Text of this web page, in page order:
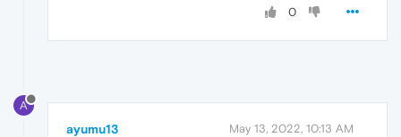
0
A
ayumu13 May 13, 2022, 10:13 AM